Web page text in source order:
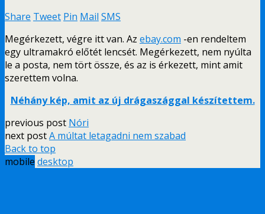
Share Tweet Pin Mail SMS
Megérkezett, végre itt van. Az ebay.com -en rendeltem
egy ultramakró előtét lencsét. Megérkezett, nem nyúlta
le a posta, nem tört össze, és az is érkezett, mint amit
szerettem volna.
Néhány kép, amit az új drágaszággal készítettem.
previous post Nóri
next postA múltat letagadni nem szabad
Back to top
mobile desktop